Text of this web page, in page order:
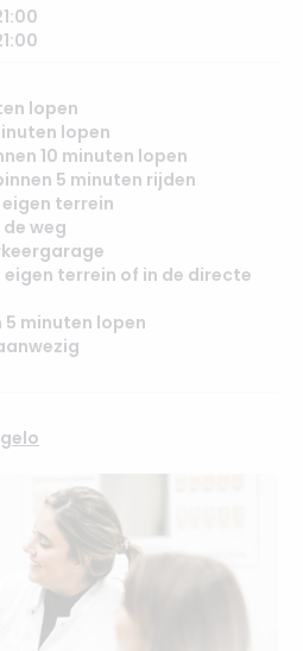
lopen
lopen
10 minuten lopen
5 minuten rijden
terrein
weg
terrein of in de directe
minuten lopen